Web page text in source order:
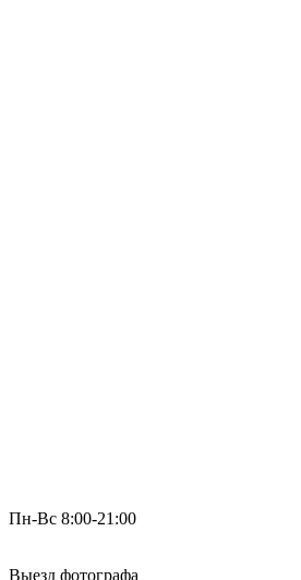
Пн-Вс 8:00-21:00
Выезд фотографа